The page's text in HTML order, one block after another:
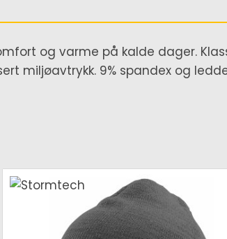
og varme på kalde dager.
miljøavtrykk. 9% spandex og